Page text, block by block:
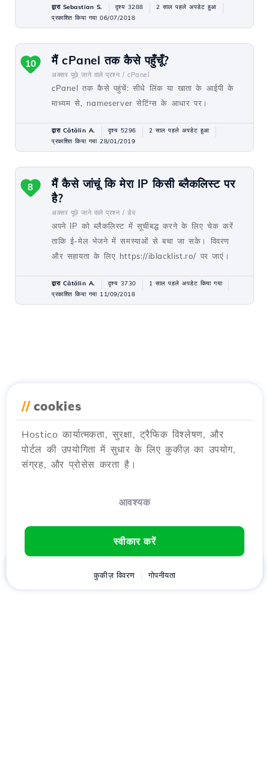
द्वारा Sebastian S. दृश्य 3288
2 साल पहले अपडेट हुआ
प्रकाशित किया गया 06/07/2018
मैं cPanel तक कैसे पहुँचूँ?
अक्सर पूछे जाने वाले प्रश्न / cPanel
cPanel तक कैसे पहुंचें: सीधे लिंक या खाता के आईपी के
माध्यम से, nameserver सेटिंग्स के आधार पर।
10
द्वारा Cătălin A. दृश्य 5296
2 साल पहले अपडेट हुआ
प्रकाशित किया गया 28/01/2019
मैं कैसे जांचूं कि मेरा IP किसी ब्लैकलिस्ट पर
है?
अक्सर पूछे जाने वाले प्रश्न / डेव
अपने IP को ब्लैकलिस्ट में सूचीबद्ध करने के लिए चेक करें
ताकि ई-मेल भेजने में समस्याओं से बचा जा सके। विवरण
और सहायता के लिए https://iblacklist.ro/ पर जाएं।
8
द्वारा Cătălin A. दृश्य 3730
1 साल पहले अपडेट किया गया
प्रकाशित किया गया 11/09/2018
// cookies
Hostico कार्यात्मकता, सुरक्षा, ट्रैफिक विश्लेषण, और
पोर्टल की उपयोगिता में सुधार के लिए कुकीज़ का उपयोग,
संग्रह, और प्रोसेस करता है।
आवश्यक
स्वीकार करें
कुकीज़ विवरण गोपनीयता
ग्राहक कार्ट